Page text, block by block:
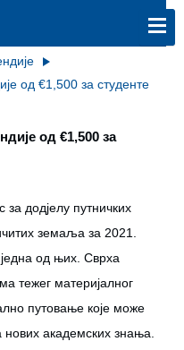
од €1,500 за студенте
од €1,500 за
за додјелу путничких
земаља за 2021.
од њих. Сврха
тежег материјалног
путовање које може
академских знања.